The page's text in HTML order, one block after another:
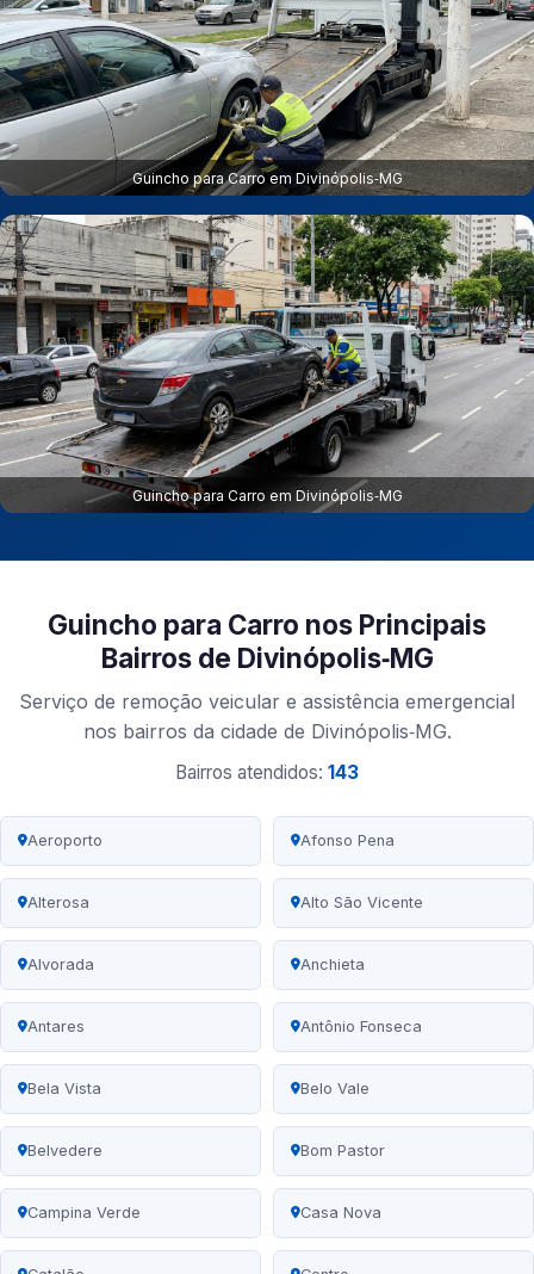
Guincho para Carro em Divinópolis‑MG
Guincho para Carro em Divinópolis‑MG
Guincho para Carro nos Principais
Bairros de Divinópolis‑MG
Serviço de remoção veicular e assistência emergencial
nos bairros da cidade de Divinópolis‑MG.
Bairros atendidos: 143
Aeroporto Afonso Pena
Alterosa Alto São Vicente
Alvorada Anchieta
Antares Antônio Fonseca
Bela Vista Belo Vale
Belvedere Bom Pastor
Campina Verde Casa Nova